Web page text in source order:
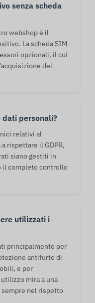
senza scheda
webshop è il
La scheda SIM
opzionali, il cui
del
personali?
relativi al
rispettare il GDPR,
siano gestiti in
il completo controllo
utilizzati i
principalmente per
antifurto di
e per
mira a una
nel rispetto